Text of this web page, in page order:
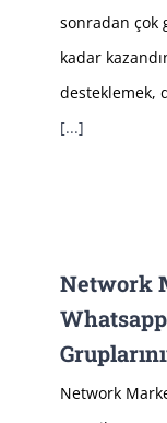
sonradan çok
kadar
desteklemek,
[...]
Network
Network